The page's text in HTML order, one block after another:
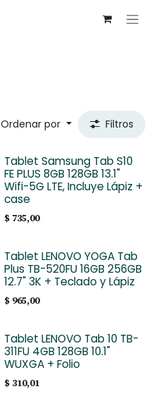
Ordenar por Filtros
Tablet Samsung Tab S10
FE PLUS 8GB 128GB 13.1"
Wifi-5G LTE, Incluye Lápiz +
case
$ 735,00
Tablet LENOVO YOGA Tab
Plus TB-520FU 16GB 256GB
12.7" 3K + Teclado y Lápiz
$ 965,00
Tablet LENOVO Tab 10 TB-
311FU 4GB 128GB 10.1"
WUXGA + Folio
$ 310,01